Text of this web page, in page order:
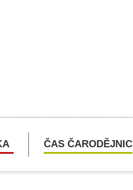
ČAS ČARODĚJNIC